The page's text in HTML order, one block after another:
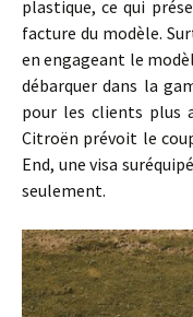
plastique, ce qui
facture du modèle.
en engageant le
débarquer dans la
pour les clients plus
Citroën prévoit le
End, une visa
seulement.